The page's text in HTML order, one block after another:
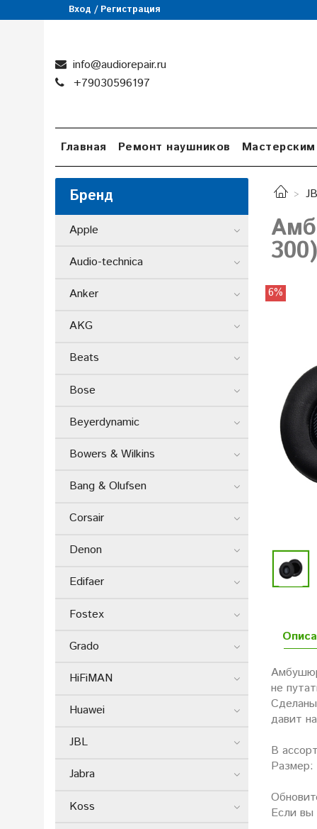
Вход / Регистрация
info@audiorepair.ru
+79030596197
Главная Ремонт наушников Мастерским
300)
6%
не
давит
В
Если вы
Бренд
Apple
Audio-technica
Anker
AKG
Beats
Bose
Beyerdynamic
Bowers & Wilkins
Bang & Olufsen
Corsair
Denon
Edifaer
Fostex
Grado
HiFiMAN
Huawei
JBL
Jabra
Koss